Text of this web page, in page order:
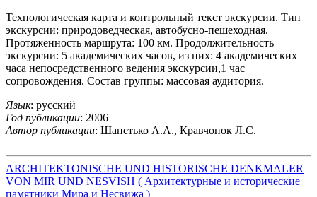
Технологическая карта и контрольный текст экскурсии. Тип
экскурсии: природоведческая, автобусно-пешеходная.
Протяженность маршрута: 100 км. Продолжительность
экскурсии: 5 академических часов, из них: 4 академических
часа непосредственного ведения экскурсии,1 час
сопровождения. Состав группы: массовая аудитория.
Язык: русский
Год публикации: 2006
Автор публикации: Шапетько А.А., Кравчонок Л.С.
ARCHITEKTONISCHE UND HISTORISCHE DENKMALER
VON MIR UND NESVISH ( Архитектурные и исторические
памятники Мира и Несвижа )